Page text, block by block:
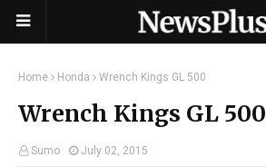
Home Honda Wrench Kings GL 500
Wrench Kings GL 500
Sumo July 02, 2015